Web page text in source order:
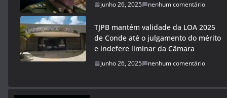
junho 26, 2025 nenhum comentário
TJPB mantém validade da LOA 2025
de Conde até o julgamento do mérito
e indefere liminar da Câmara
junho 26, 2025 nenhum comentário